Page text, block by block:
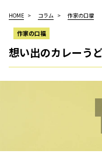
HOME コラム 作家の口福
作家の口福
想い出のカレーう